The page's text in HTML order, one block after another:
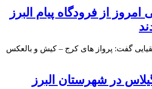
از فرودگاه پیام البرز
گفت: پرواز های کرج – کیش و بالعکس
در شهرستان البرز